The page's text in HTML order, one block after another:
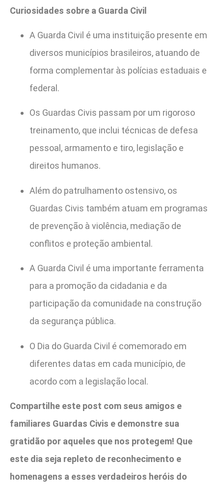
Curiosidades sobre a Guarda Civil
A Guarda Civil é uma instituição presente em
diversos municípios brasileiros, atuando de
forma complementar às polícias estaduais e
federal.
Os Guardas Civis passam por um rigoroso
treinamento, que inclui técnicas de defesa
pessoal, armamento e tiro, legislação e
direitos humanos.
Além do patrulhamento ostensivo, os
Guardas Civis também atuam em programas
de prevenção à violência, mediação de
conflitos e proteção ambiental.
A Guarda Civil é uma importante ferramenta
para a promoção da cidadania e da
participação da comunidade na construção
da segurança pública.
O Dia do Guarda Civil é comemorado em
diferentes datas em cada município, de
acordo com a legislação local.
Compartilhe este post com seus amigos e
familiares Guardas Civis e demonstre sua
gratidão por aqueles que nos protegem! Que
este dia seja repleto de reconhecimento e
homenagens a esses verdadeiros heróis do